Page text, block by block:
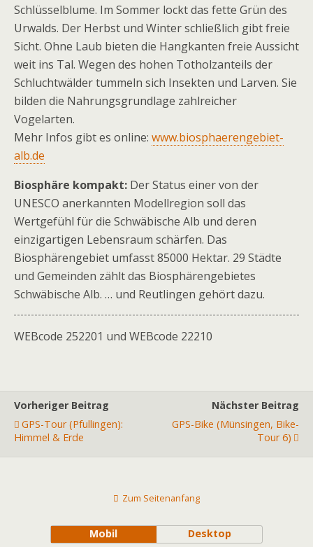
Schlüsselblume. Im Sommer lockt das fette Grün des
Urwalds. Der Herbst und Winter schließlich gibt freie
Sicht. Ohne Laub bieten die Hangkanten freie Aussicht
weit ins Tal. Wegen des hohen Totholzanteils der
Schluchtwälder tummeln sich Insekten und Larven. Sie
bilden die Nahrungsgrundlage zahlreicher
Vogelarten.
Mehr Infos gibt es online: www.biosphaerengebiet-
alb.de
Biosphäre kompakt: Der Status einer von der
UNESCO anerkannten Modellregion soll das
Wertgefühl für die Schwäbische Alb und deren
einzigartigen Lebensraum schärfen. Das
Biosphärengebiet umfasst 85000 Hektar. 29 Städte
und Gemeinden zählt das Biosphärengebietes
Schwäbische Alb. … und Reutlingen gehört dazu.
WEBcode 252201 und WEBcode 22210
Vorheriger Beitrag
GPS-Tour (Pfullingen):
Himmel & Erde
Nächster Beitrag
GPS-Bike (Münsingen, Bike-
Tour 6)
Zum Seitenanfang
Mobil Desktop